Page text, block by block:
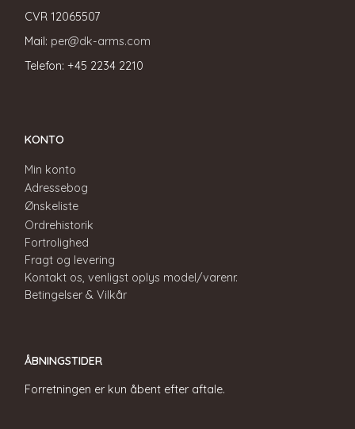
CVR 12065507
Mail: per@dk-arms.com
Telefon: +45 2234 2210
KONTO
Min konto
Adressebog
Ønskeliste
Ordrehistorik
Fortrolighed
Fragt og levering
Kontakt os, venligst oplys model/varenr.
Betingelser & Vilkår
ÅBNINGSTIDER
Forretningen er kun åbent efter aftale.